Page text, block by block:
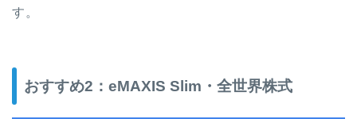
す。
おすすめ2：eMAXIS Slim・全世界株式